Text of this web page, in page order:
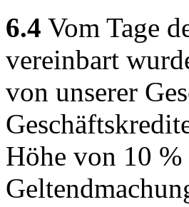
6.4 Vom Tage
vereinbart
von unserer
Höhe von 10